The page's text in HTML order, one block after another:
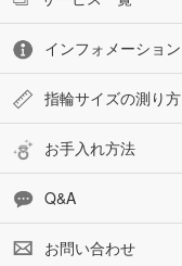
インフォメーション
指輪サイズの測り方
お手入れ方法
Q&A
お問い合わせ